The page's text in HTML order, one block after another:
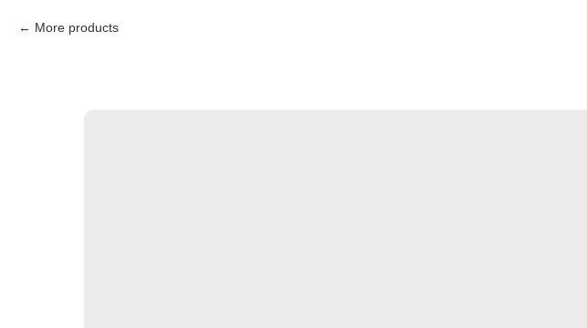
More products